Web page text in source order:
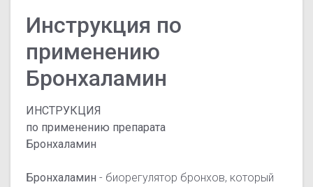
Инструкция по
применению
Бронхаламин
ИНСТРУКЦИЯ
по применению препарата
Бронхаламин
Бронхаламин- биорегулятор бронхов, который